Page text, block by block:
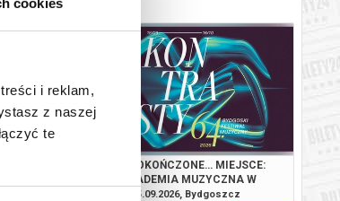
i reklam,
z naszej
te
WIEKU.
NIEDOKOŃCZONE… MIEJSCE:
AKADEMIA MUZYCZNA W
BYDGOSZCZY
25.09.2026, Bydgoszcz